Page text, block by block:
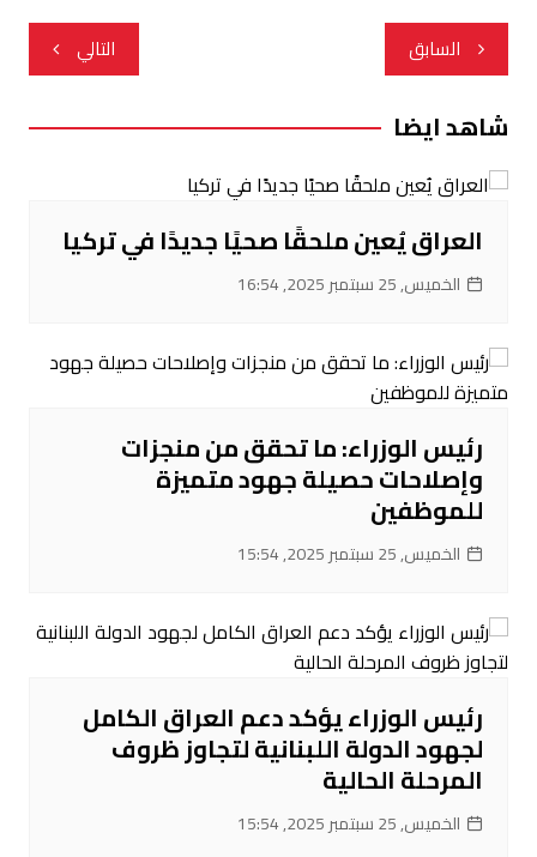
تصفّح
المقالات
السابق التالي
شاهد ايضا
العراق يُعين ملحقًا صحيًا جديدًا في تركيا
الخميس, 25 سبتمبر 2025, 16:54
رئيس الوزراء: ما تحقق من منجزات
وإصلاحات حصيلة جهود متميزة
للموظفين
الخميس, 25 سبتمبر 2025, 15:54
رئيس الوزراء يؤكد دعم العراق الكامل
لجهود الدولة اللبنانية لتجاوز ظروف
المرحلة الحالية
الخميس, 25 سبتمبر 2025, 15:54